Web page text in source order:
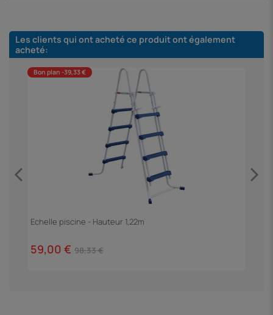
Les clients qui ont acheté ce produit ont également
acheté:
Bon plan -39,33 €
Echelle piscine - Hauteur 1,22m
59,00 € 98,33 €